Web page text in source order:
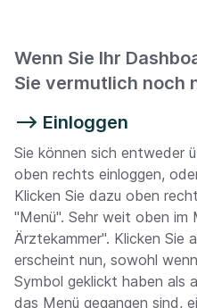
Wenn Sie Ihr
Sie vermutlich noch
--> Einloggen
Sie können sich entweder
oben rechts einloggen,
Klicken Sie dazu oben
"Menü". Sehr weit oben im
Ärztekammer". Klicken Sie
erscheint nun, sowohl
Symbol geklickt haben als
das Menü gegangen sind,